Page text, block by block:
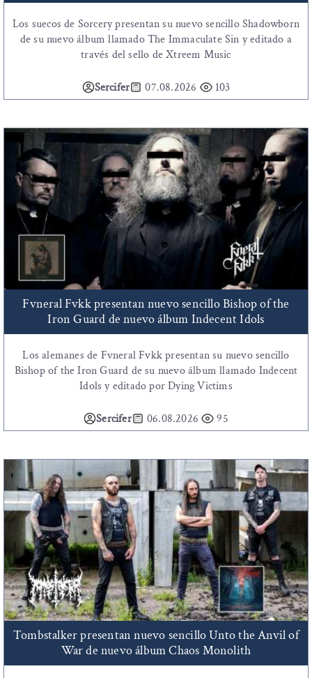
Los suecos de Sorcery presentan su nuevo sencillo Shadowborn
de su nuevo álbum llamado The Immaculate Sin y editado a
través del sello de Xtreem Music
Sercifer 07.08.2026 103
Fvneral Fvkk presentan nuevo sencillo Bishop of the
Iron Guard de nuevo álbum Indecent Idols
Los alemanes de Fvneral Fvkk presentan su nuevo sencillo
Bishop of the Iron Guard de su nuevo álbum llamado Indecent
Idols y editado por Dying Victims
Sercifer 06.08.2026 95
Tombstalker presentan nuevo sencillo Unto the Anvil of
War de nuevo álbum Chaos Monolith